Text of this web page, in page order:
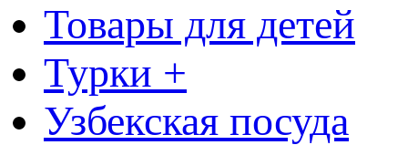
Товары для детей
Турки +
Узбекская посуда